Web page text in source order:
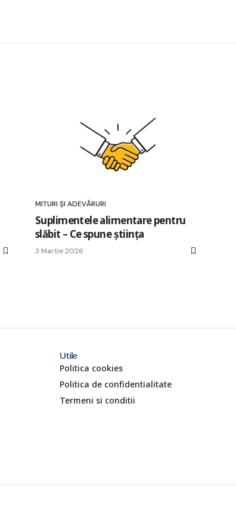
MITURI ȘI ADEVĂRURI
Suplimentele alimentare pentru
slăbit – Ce spune știința
3 Martie 2026
Utile
Politica cookies
Politica de confidentialitate
Termeni si conditii